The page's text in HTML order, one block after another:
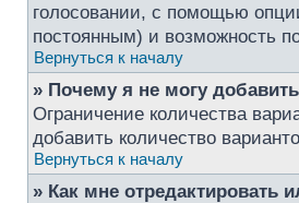
голосовании, с помощью
постоянным) и возможность
Вернуться к началу
» Почему я не могу
Ограничение количества
добавить количество
Вернуться к началу
» Как мне отредактировать